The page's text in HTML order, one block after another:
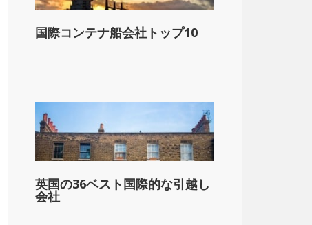
国際コンテナ船会社トップ10
英国の36ベスト国際的な引越し
会社